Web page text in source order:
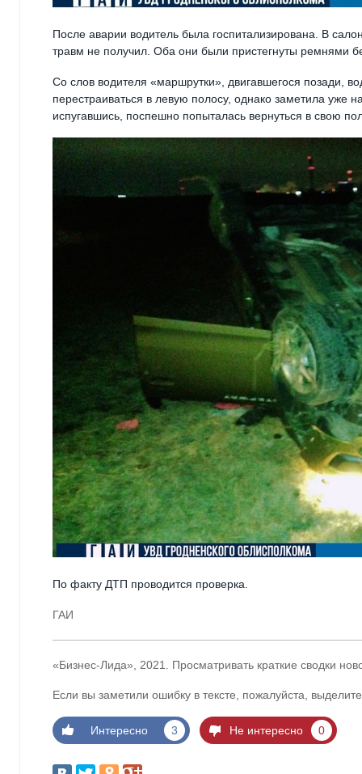
После аварии водитель была госпитализирована. В
травм не получил. Оба они были пристегнуты ремнями
Со слов водителя «маршрутки», двигавшегося позади,
перестраиваться в левую полосу, однако заметила уже
испугавшись, поспешно попыталась вернуться в свою
По факту ДТП проводится проверка.
ГАИ
«Бизнес-Лида», 2021. Просматривать краткие сводки
Если вы заметили ошибку в тексте, пожалуйста,
Интересно 3 Не интересно 0